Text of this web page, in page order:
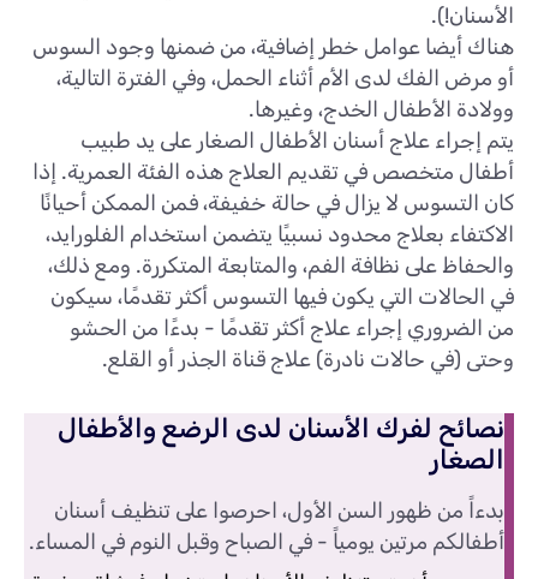
الأسنان!).
هناك أيضا عوامل خطر إضافية، من ضمنها وجود السوس
أو مرض الفك لدى الأم أثناء الحمل، وفي الفترة التالية،
وولادة الأطفال الخدج، وغيرها.
يتم إجراء علاج أسنان الأطفال الصغار على يد طبيب
أطفال متخصص في تقديم العلاج هذه الفئة العمرية. إذا
كان التسوس لا يزال في حالة خفيفة، فمن الممكن أحيانًا
الاكتفاء بعلاج محدود نسبيًا يتضمن استخدام الفلورايد،
والحفاظ على نظافة الفم، والمتابعة المتكررة. ومع ذلك،
في الحالات التي يكون فيها التسوس أكثر تقدمًا، سيكون
من الضروري إجراء علاج أكثر تقدمًا - بدءًا من الحشو
وحتى (في حالات نادرة) علاج قناة الجذر أو القلع.
نصائح لفرك الأسنان لدى الرضع والأطفال
الصغار
بدءاً من ظهور السن الأول، احرصوا على تنظيف أسنان
أطفالكم مرتين يومياً - في الصباح وقبل النوم في المساء.